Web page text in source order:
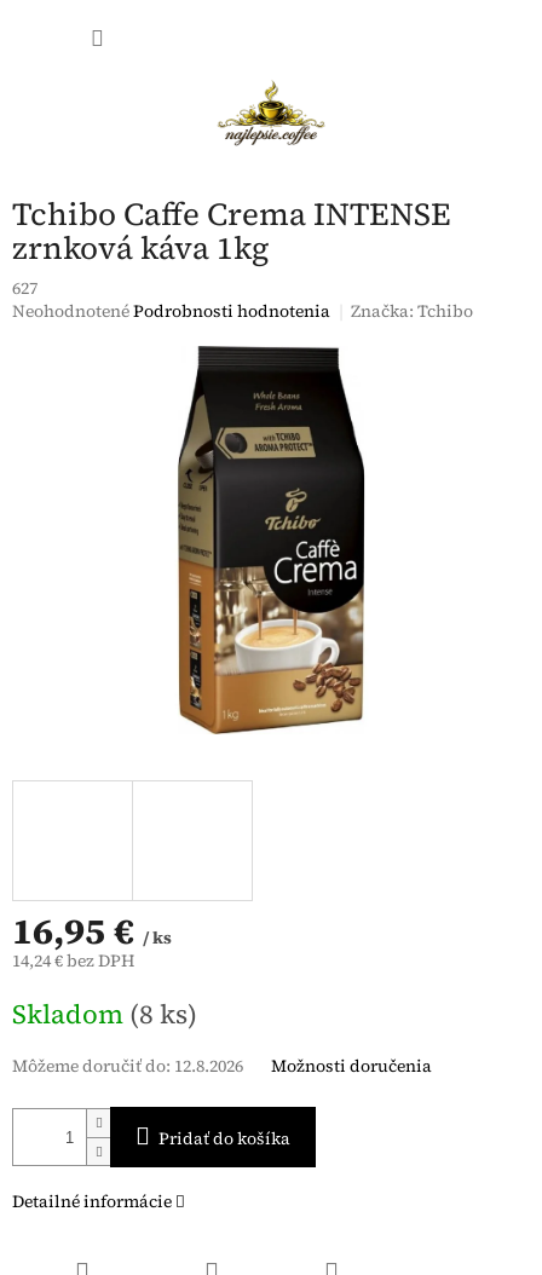
Tchibo Caffe Crema INTENSE
zrnková káva 1kg
627
Priemerné
NeohodnotenéPodrobnosti hodnotenia Značka:Tchibo
16,95 € / ks
14,24 € bez DPH
cena:
Skladom (8 ks)
Môžeme doručiť do: 12.8.2026 Možnosti doručenia
Pridať do košíka
Detailné informácie